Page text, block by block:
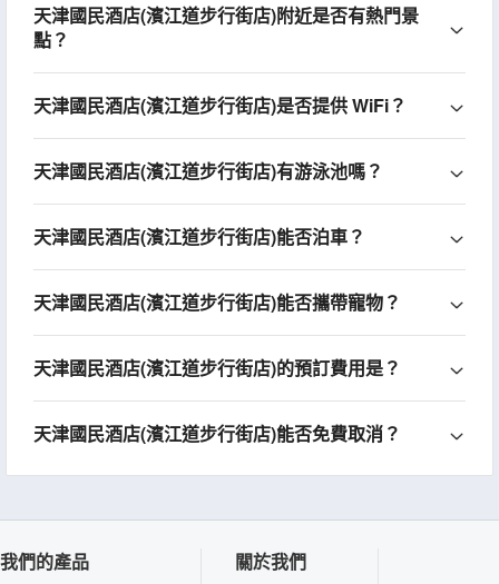
天津國民酒店(濱江道步行街店)附近是否有熱門景
點？
天津國民酒店(濱江道步行街店)是否提供 WiFi？
天津國民酒店(濱江道步行街店)有游泳池嗎？
天津國民酒店(濱江道步行街店)能否泊車？
天津國民酒店(濱江道步行街店)能否攜帶寵物？
天津國民酒店(濱江道步行街店)的預訂費用是？
天津國民酒店(濱江道步行街店)能否免費取消？
我們的產品 關於我們